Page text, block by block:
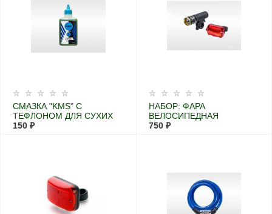
СМАЗКА "KMS" С
ТЕФЛОНОМ ДЛЯ СУХИХ
ПОГОДНЫХ УСЛОВИЙ,
150 ₽
НАБОР: ФАРА
ВЕЛОСИПЕДНАЯ
ПЕРЕДНЯЯ С
750 ₽